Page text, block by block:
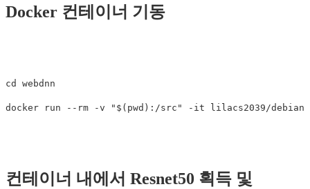
Docker 컨테이너 기동
cd webdnn
컨테이너 내에서 Resnet50 획득 및